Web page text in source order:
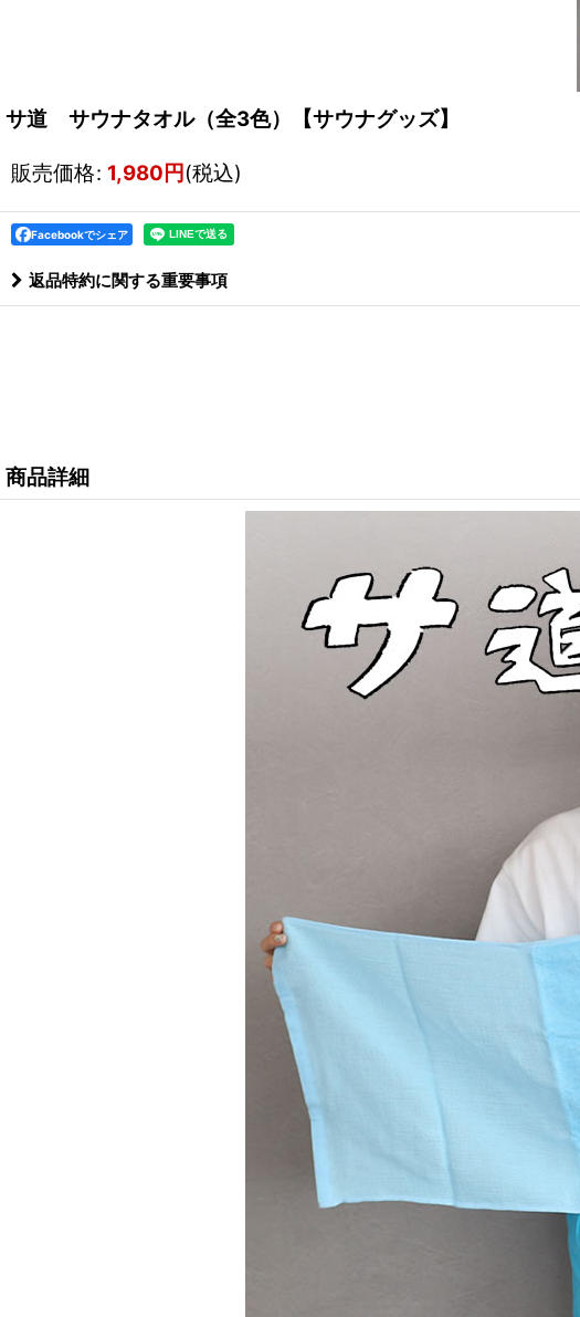
サ道 サウナタオル（全3色）【サウナグッズ】
販売価格: 1,980 円 (税込)
Facebookでシェア
返品特約に関する重要事項
商品詳細